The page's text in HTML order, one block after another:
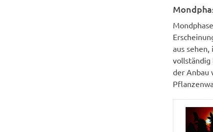
aus
vollständig
der Anbau